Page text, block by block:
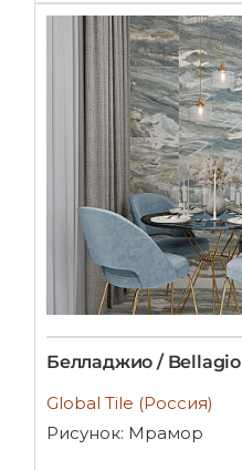
Белладжио / Bellagio
Global Tile (Россия)
Рисунок: Мрамор